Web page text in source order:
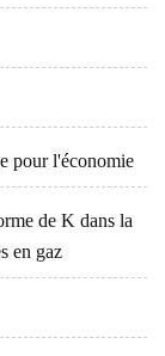
pour l'économie
de K dans la
en gaz